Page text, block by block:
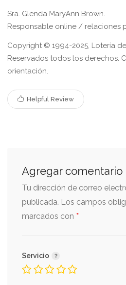
Sra. Glenda MaryAnn Brown.
Responsable online / relaciones
Copyright © 1994-2025, Lotería
Reservados todos los derechos.
orientación.
Helpful Review
Agregar comentario
Tu dirección de correo
publicada. Los campos
marcados con *
Servicio